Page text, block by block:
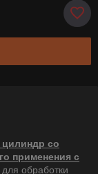
со
применения с
обработки